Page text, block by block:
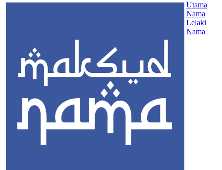
Utama
Nama
Lelaki
Nama